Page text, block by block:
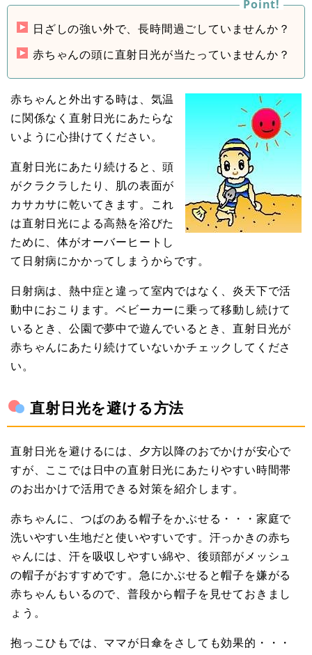
日ざしの強い外で、長時間過ごしていませんか？
赤ちゃんの頭に直射日光が当たっていませんか？
赤ちゃんと外出する時は、気温
に関係なく直射日光にあたらな
いように心掛けてください。
直射日光にあたり続けると、頭
がクラクラしたり、肌の表面が
カサカサに乾いてきます。これ
は直射日光による高熱を浴びた
ために、体がオーバーヒートし
て日射病にかかってしまうからです。
日射病は、熱中症と違って室内ではなく、炎天下で活
動中におこります。ベビーカーに乗って移動し続けて
いるとき、公園で夢中で遊んでいるとき、直射日光が
赤ちゃんにあたり続けていないかチェックしてくださ
い。
直射日光を避ける方法
直射日光を避けるには、夕方以降のおでかけが安心で
すが、ここでは日中の直射日光にあたりやすい時間帯
のお出かけで活用できる対策を紹介します。
赤ちゃんに、つばのある帽子をかぶせる・・・家庭で
洗いやすい生地だと使いやすいです。汗っかきの赤ち
ゃんには、汗を吸収しやすい綿や、後頭部がメッシュ
の帽子がおすすめです。急にかぶせると帽子を嫌がる
赤ちゃんもいるので、普段から帽子を見せておきまし
ょう。
抱っこひもでは、ママが日傘をさしても効果的・・・